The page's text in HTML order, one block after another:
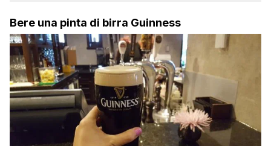
Bere una pinta di birra Guinness